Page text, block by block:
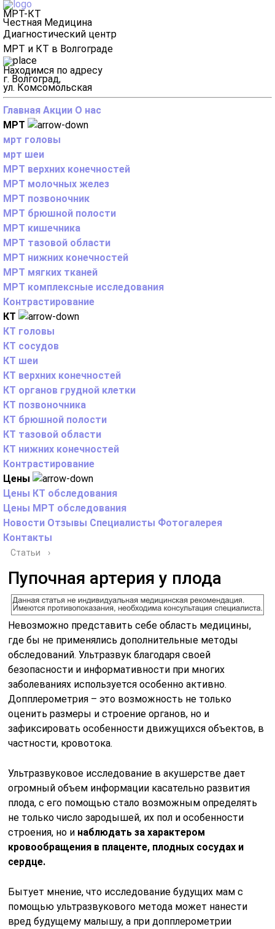
МРТ-КТ
Честная Медицина
Диагностический центр
МРТ и КТ в Волгограде
Находимся по адресу
г. Волгоград,
ул. Комсомольская
Главная Акции О нас
МРТ
мрт головы
мрт шеи
МРТ верхних конечностей
МРТ молочных желез
МРТ позвоночник
МРТ брюшной полости
МРТ кишечника
МРТ тазовой области
МРТ нижних конечностей
МРТ мягких тканей
МРТ комплексные исследования
Контрастирование
КТ
КТ головы
КТ сосудов
КТ шеи
КТ верхних конечностей
КТ органов грудной клетки
КТ позвоночника
КТ брюшной полости
КТ тазовой области
КТ нижних конечностей
Контрастирование
Цены
Цены КТ обследования
Цены МРТ обследования
Новости Отзывы Специалисты Фотогалерея
Контакты
Статьи ›
Пупочная артерия у плода
Невозможно представить себе область медицины,
где бы не применялись дополнительные методы
обследований. Ультразвук благодаря своей
безопасности и информативности при многих
заболеваниях используется особенно активно.
Допплерометрия – это возможность не только
оценить размеры и строение органов, но и
зафиксировать особенности движущихся объектов, в
частности, кровотока.
Ультразвуковое исследование в акушерстве дает
огромный объем информации касательно развития
плода, с его помощью стало возможным определять
не только число зародышей, их пол и особенности
строения, но и наблюдать за характером
кровообращения в плаценте, плодных сосудах и
сердце.
Бытует мнение, что исследование будущих мам с
помощью ультразвукового метода может нанести
вред будущему малышу, а при допплерометрии